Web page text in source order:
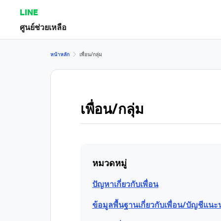
LINE
ศูนย์ช่วยเหลือ
หน้าหลัก เพื่อน/กลุ่ม
เพื่อน/กลุ่ม
หมวดหมู่
ปัญหาเกี่ยวกับเพื่อน
ข้อมูลพื้นฐานเกี่ยวกับเพื่อน/บัญชีแนะ